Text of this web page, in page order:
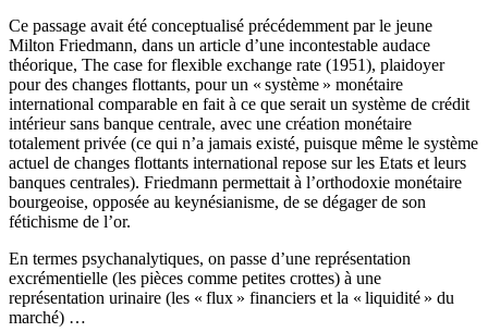
Ce passage avait été conceptualisé précédemment par le jeune
Milton Friedmann, dans un article d’une incontestable audace
théorique, The case for flexible exchange rate (1951), plaidoyer
pour des changes flottants, pour un « système » monétaire
international comparable en fait à ce que serait un système de crédit
intérieur sans banque centrale, avec une création monétaire
totalement privée (ce qui n’a jamais existé, puisque même le système
actuel de changes flottants international repose sur les Etats et leurs
banques centrales). Friedmann permettait à l’orthodoxie monétaire
bourgeoise, opposée au keynésianisme, de se dégager de son
fétichisme de l’or.
En termes psychanalytiques, on passe d’une représentation
excrémentielle (les pièces comme petites crottes) à une
représentation urinaire (les « flux » financiers et la « liquidité » du
marché) …